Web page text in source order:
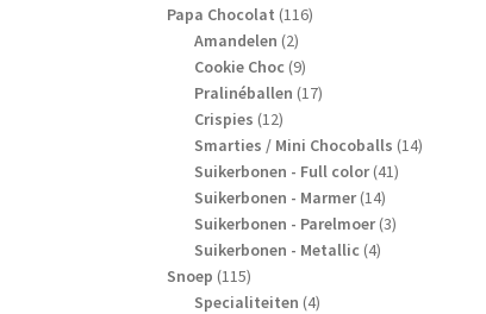
producten
Papa Chocolat 116116
Amandelen 22
producten
Cookie Choc 99
producten
Pralinéballen 1717
Crispies 1212
producten
Smarties / Mini Chocoballs 1414
Suikerbonen - Full color 4141
Suikerbonen - Marmer 1414
producten
Suikerbonen - Parelmoer 33
Suikerbonen - Metallic 44
Snoep 115115
producten
Specialiteiten 44